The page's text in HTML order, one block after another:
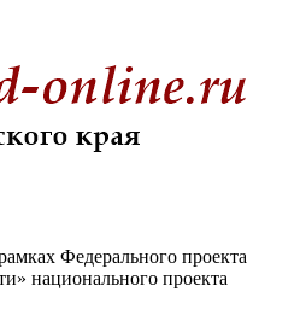
Федерального проекта
национального проекта